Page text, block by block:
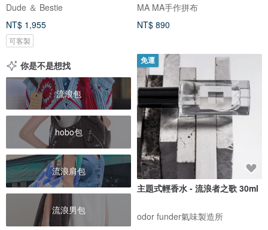
Dude ＆ Bestie
NT$ 1,955
可客製
MA MA手作拼布
NT$ 890
你是不是想找
流浪包
hobo包
流浪肩包
流浪男包
免運
主題式輕香水 - 流浪者之歌 30ml
odor funder氣味製造所